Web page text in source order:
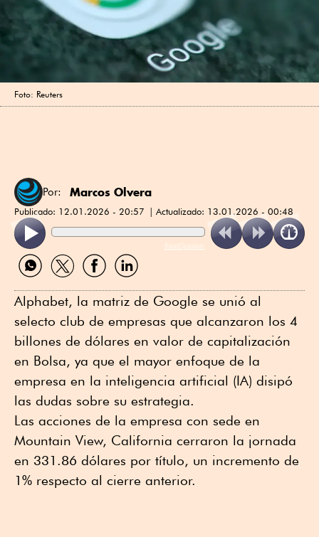
Foto: Reuters
Por: Marcos Olvera
Publicado: 12.01.2026 - 20:57 Actualizado: 13.01.2026 - 00:48
ReadSpeaker
Compartir
por
Compartir
por
Compartir
por
Compartir
por
Alphabet, la matriz de Google se unió al
selecto club de empresas que alcanzaron los 4
billones de dólares en valor de capitalización
en Bolsa, ya que el mayor enfoque de la
empresa en la inteligencia artificial (IA) disipó
las dudas sobre su estrategia.
Las acciones de la empresa con sede en
Mountain View, California cerraron la jornada
en 331.86 dólares por título, un incremento de
1% respecto al cierre anterior.